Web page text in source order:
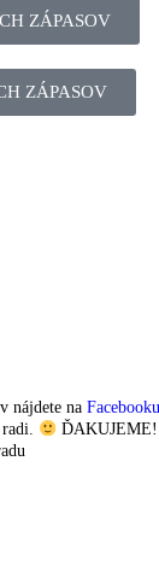
ZÁPASOV
ZÁPASOV
nájdete na Facebooku
ĎAKUJEME!